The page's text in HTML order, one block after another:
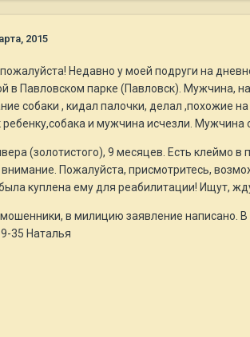
2015
Недавно у моей подруги на
в Павловском парке (Павловск). Мужчина,
собаки , кидал палочки, делал ,похожие
ребенку,собака и мужчина исчезли.
(золотистого), 9 месяцев. Есть клеймо
Пожалуйста, присмотритесь,
куплена ему для реабилитации! Ищут,
в милицию заявление написано.
35 Наталья